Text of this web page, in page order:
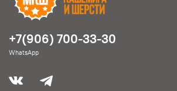
+7(906) 700-33-30
WhatsApp